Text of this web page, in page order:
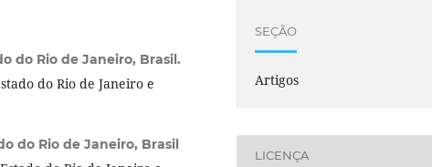
do Rio de Janeiro, Brasil.
do Rio de Janeiro e
do Rio de Janeiro, Brasil
SEÇÃO
Artigos
LICENÇA